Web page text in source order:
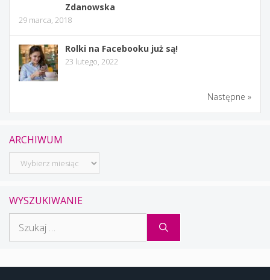
Zdanowska
29 marca, 2018
Rolki na Facebooku już są!
23 lutego, 2022
Następne »
ARCHIWUM
Archiwum
WYSZUKIWANIE